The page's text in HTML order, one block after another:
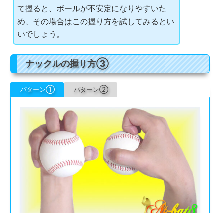
て握ると、ボールが不安定になりやすいた
め、その場合はこの握り方を試してみるとい
いでしょう。
ナックルの握り方③
パターン① パターン②